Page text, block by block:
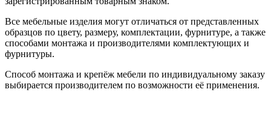
Все мебельные изделия могут отличаться от представленных
образцов по цвету, размеру, комплектации, фурнитуре, а также
способами монтажа и производителями комплектующих и
фурнитуры.
Способ монтажа и крепёж мебели по индивидуальному заказу
выбирается производителем по возможности её применения.